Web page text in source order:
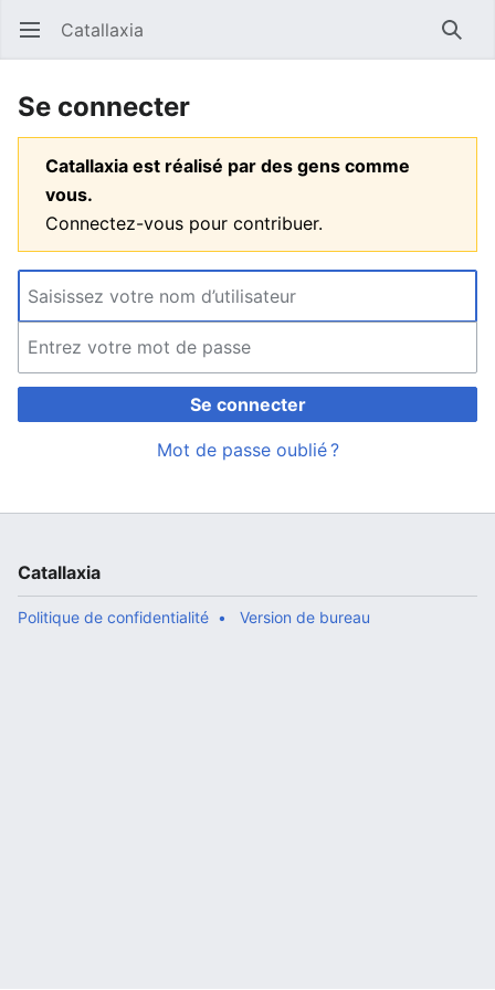
Ouvrir le menu principal Catallaxia
Se connecter
Catallaxia est réalisé par des gens comme
vous.
Connectez-vous pour contribuer.
Se connecter
Mot de passe oublié ?
Catallaxia
Politique de confidentialité Version de bureau